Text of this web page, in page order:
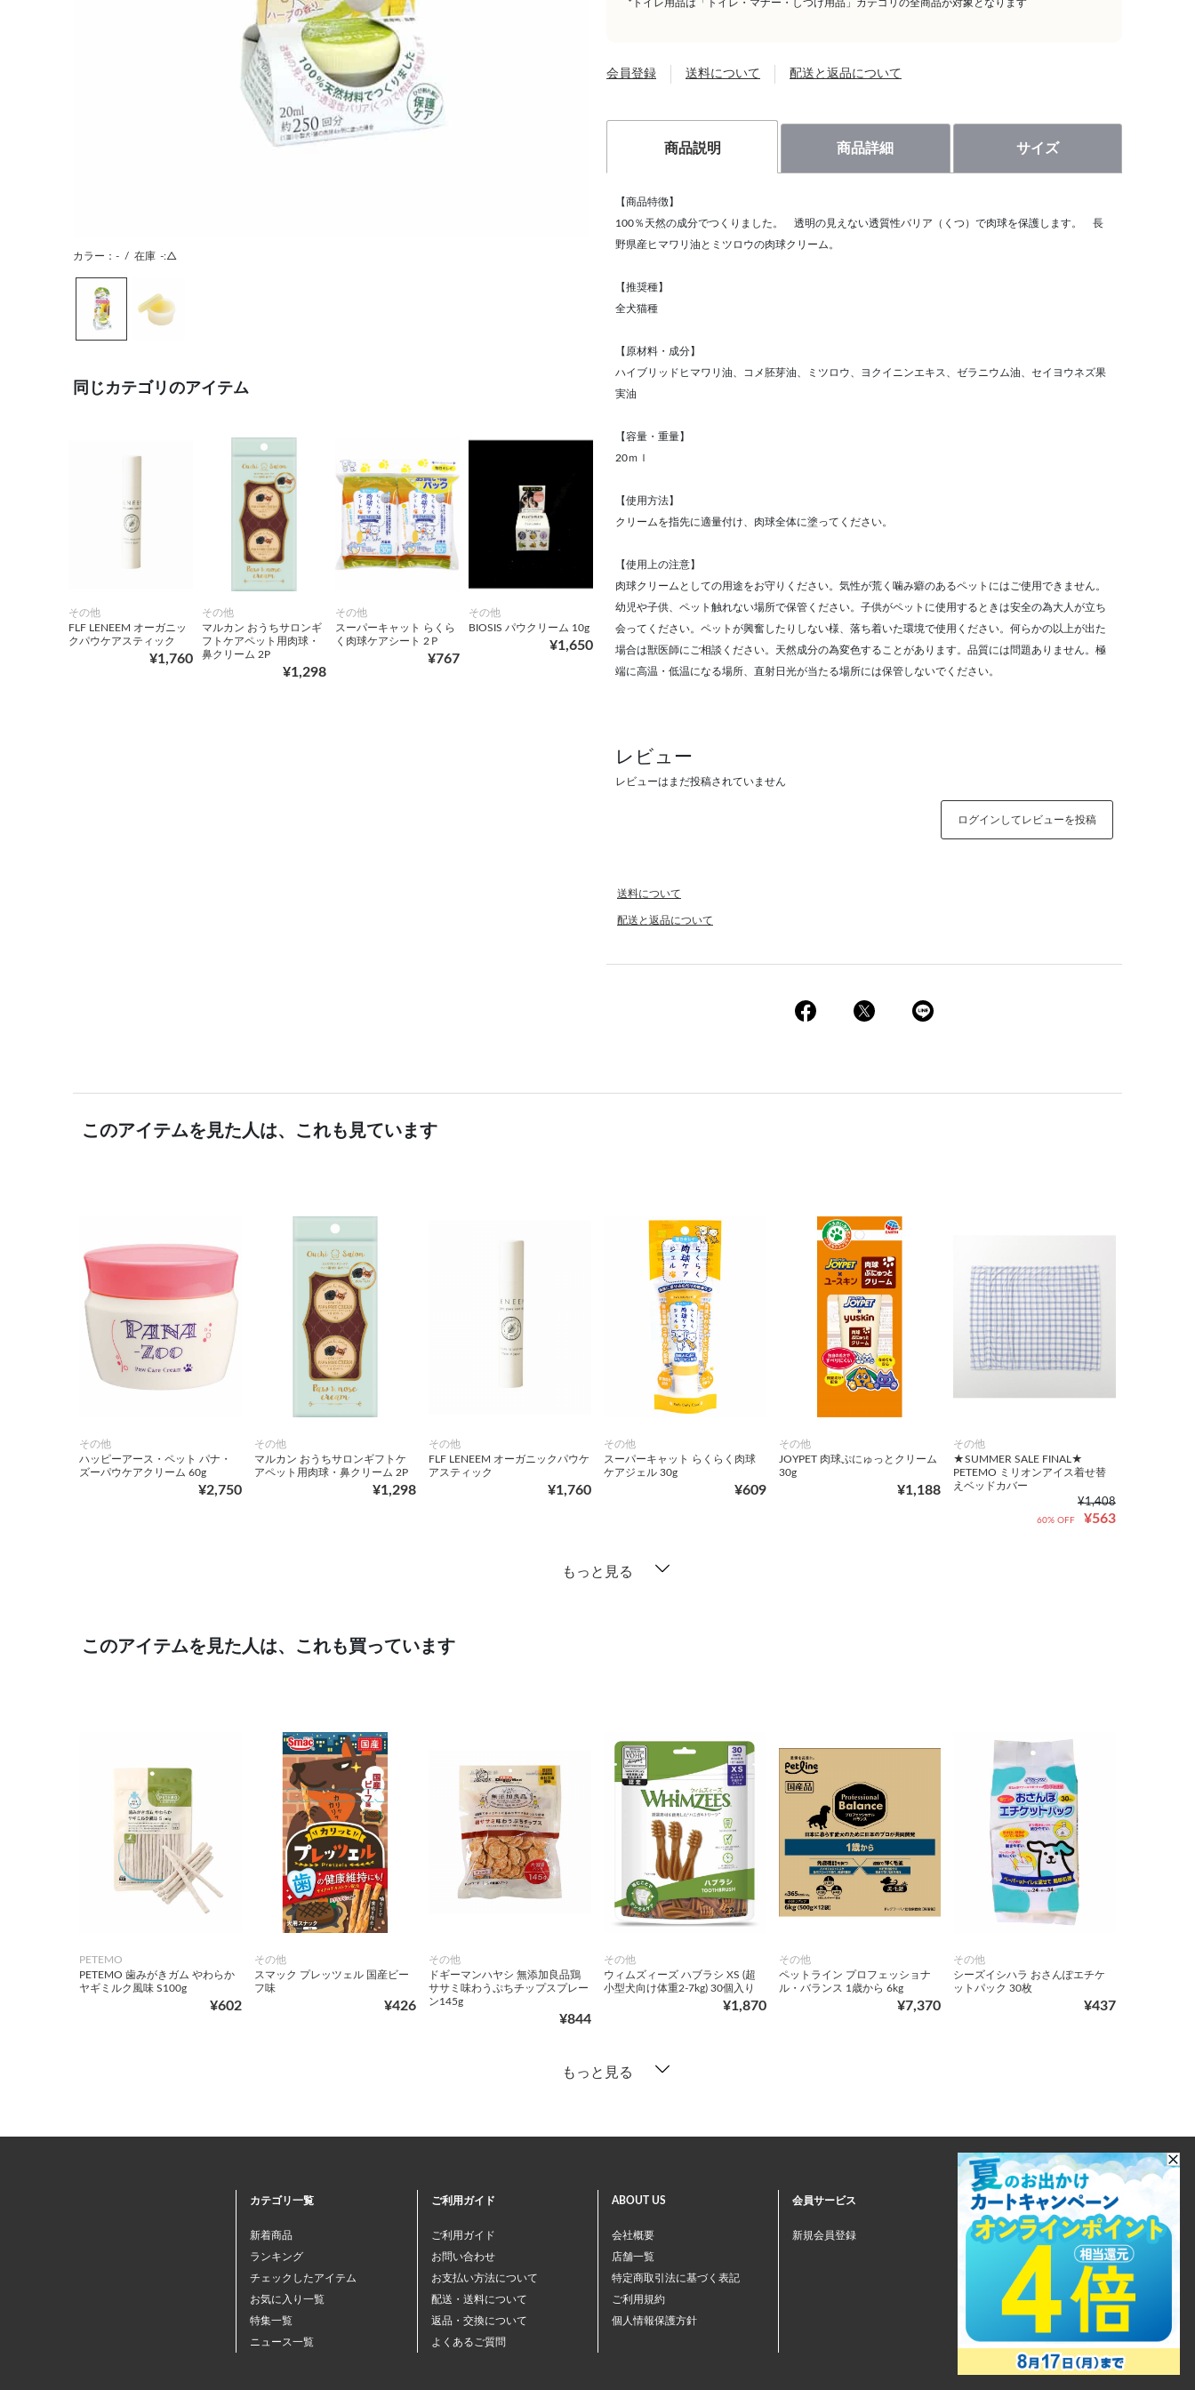
カラー：- / 在庫 -:△
同じカテゴリのアイテム
その他
FLF LENEEM オーガニッ
クパウケアスティック
¥1,760
その他
マルカン おうちサロンギ
フトケアペット用肉球・
鼻クリーム 2P
¥1,298
その他
スーパーキャット らくら
く肉球ケアシート 2Ｐ
¥767
その他
BIOSIS パウクリーム 10g
¥1,650
*トイレ用品は「トイレ・マナー・しつけ用品」カテゴリの全商品が対象となります
会員登録 送料について 配送と返品について
商品説明 商品詳細 サイズ
【商品特徴】
100％天然の成分でつくりました。 透明の見えない透質性バリア（くつ）で肉球を保護します。 長
野県産ヒマワリ油とミツロウの肉球クリーム。
【推奨種】
全犬猫種
【原材料・成分】
ハイブリッドヒマワリ油、コメ胚芽油、ミツロウ、ヨクイニンエキス、ゼラニウム油、セイヨウネズ果
実油
【容量・重量】
20ｍｌ
【使用方法】
クリームを指先に適量付け、肉球全体に塗ってください。
【使用上の注意】
肉球クリームとしての用途をお守りください。気性が荒く噛み癖のあるペットにはご使用できません。
幼児や子供、ペット触れない場所で保管ください。子供がペットに使用するときは安全の為大人が立ち
会ってください。ペットが興奮したりしない様、落ち着いた環境で使用ください。何らかの以上が出た
場合は獣医師にご相談ください。天然成分の為変色することがあります。品質には問題ありません。極
端に高温・低温になる場所、直射日光が当たる場所には保管しないでください。
レビュー
レビューはまだ投稿されていません
ログインしてレビューを投稿
送料について
配送と返品について
このアイテムを見た人は、これも見ています
その他
ハッピーアース・ペット パナ・
ズーパウケアクリーム 60g
¥2,750
その他
マルカン おうちサロンギフトケ
アペット用肉球・鼻クリーム 2P
¥1,298
その他
FLF LENEEM オーガニックパウケ
アスティック
¥1,760
その他
スーパーキャット らくらく肉球
ケアジェル 30g
¥609
その他
JOYPET 肉球ぷにゅっとクリーム
30g
¥1,188
その他
★SUMMER SALE FINAL★
PETEMO ミリオンアイス着せ替
えベッドカバー
¥1,408
¥563
60% OFF
もっと見る
このアイテムを見た人は、これも買っています
PETEMO
PETEMO 歯みがきガム やわらか
ヤギミルク風味 S100g
¥602
その他
スマック プレッツェル 国産ビー
フ味
¥426
その他
ドギーマンハヤシ 無添加良品鶏
ササミ味わうぷちチップスプレー
ン145g
¥844
その他
ウィムズィーズ ハブラシ XS (超
小型犬向け体重2-7kg) 30個入り
¥1,870
その他
ペットライン プロフェッショナ
ル・バランス 1歳から 6kg
¥7,370
その他
シーズイシハラ おさんぽエチケ
ットパック 30枚
¥437
もっと見る
カテゴリ一覧
新着商品
ランキング
チェックしたアイテム
お気に入り一覧
特集一覧
ニュース一覧
ご利用ガイド
ご利用ガイド
お問い合わせ
お支払い方法について
配送・送料について
返品・交換について
よくあるご質問
ABOUT US
会社概要
店舗一覧
特定商取引法に基づく表記
ご利用規約
個人情報保護方針
会員サービス
新規会員登録